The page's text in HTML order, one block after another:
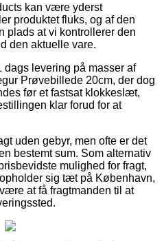
kan være yderst
produktet fluks, og af den
plads at vi kontrollerer den
den aktuelle vare.
dags levering på masser af
Prøvebillede 20cm, der dog
før et fastsat klokkeslæt,
klar forud for at
uden gebyr, men ofte er det
bestemt sum. Som alternativ
mulighed for fragt,
sig tæt på København,
at få fragtmanden til at